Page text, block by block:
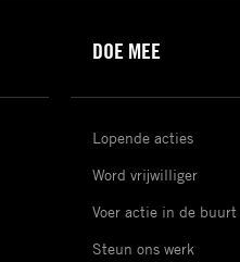
DOE MEE
Lopende acties
Word vrijwilliger
Voer actie in de buurt
Steun ons werk